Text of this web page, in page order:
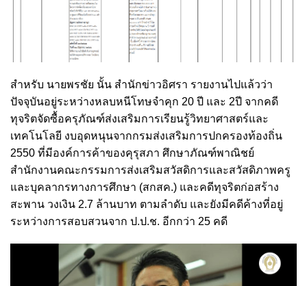
สำหรับ นายพรชัย นั้น สำนักข่าวอิศรา รายงานไปแล้วว่า
ปัจจุบันอยู่ระหว่างหลบหนีโทษจำคุก 20 ปี และ 2ปี จากคดี
ทุจริตจัดซื้อครุภัณฑ์ส่งเสริมการเรียนรู้วิทยาศาสตร์และ
เทคโนโลยี งบอุดหนุนจากกรมส่งเสริมการปกครองท้องถิ่น
2550 ที่มีองค์การค้าของคุรุสภา ศึกษาภัณฑ์พาณิชย์
สำนักงานคณะกรรมการส่งเสริมสวัสดิการและสวัสดิภาพครู
และบุคลากรทางการศึกษา (สกสค.) และคดีทุจริตก่อสร้าง
สะพาน วงเงิน 2.7 ล้านบาท ตามลำดับ และยังมีคดีค้างที่อยู่
ระหว่างการสอบสวนจาก ป.ป.ช. อีกกว่า 25 คดี